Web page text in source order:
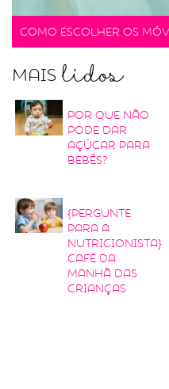
Como escolher os
Maislidos
Por que não
pode dar
açúcar para
bebês?
{Pergunte
para a
nutricionista}
Café da
manhã das
crianças